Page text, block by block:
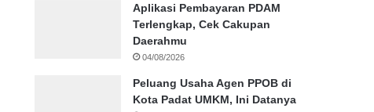
Aplikasi Pembayaran PDAM
Terlengkap, Cek Cakupan
Daerahmu
04/08/2026
Peluang Usaha Agen PPOB di
Kota Padat UMKM, Ini Datanya